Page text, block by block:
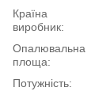
Країна
виробник:
Опалювальна
площа:
Потужність: